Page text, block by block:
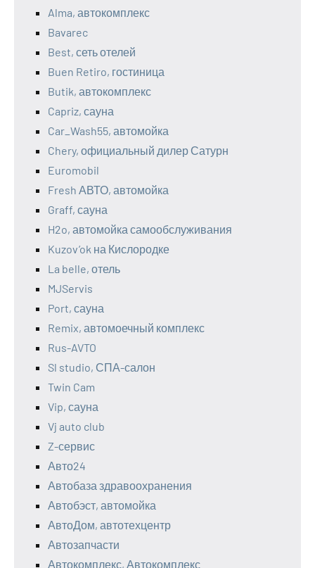
Alma, автокомплекс
Bavarec
Best, сеть отелей
Buen Retiro, гостиница
Butik, автокомплекс
Capriz, сауна
Car_Wash55, автомойка
Chery, официальный дилер Сатурн
Euromobil
Fresh АВТО, автомойка
Graff, сауна
H2o, автомойка самообслуживания
Kuzov’ok на Кислородке
La belle, отель
MJServis
Port, сауна
Remix, автомоечный комплекс
Rus-AVTO
Sl studio, СПА-салон
Twin Cam
Vip, сауна
Vj auto club
Z-сервис
Авто24
Автобаза здравоохранения
Автобэст, автомойка
АвтоДом, автотехцентр
Автозапчасти
Автокомплекс, Автокомплекс